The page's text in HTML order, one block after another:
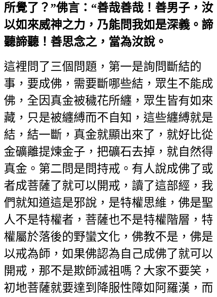
所覺了？”佛言：“善哉善哉！善男子，汝
以如來威神之力，乃能問我如是深義。諦
聽諦聽！善思念之，當為汝說。
這裡問了三個問題，第一是詢問斷結的
事，要成佛，需要斷哪些結，眾生不能成
佛，全因真金被穢花所纏，眾生皆有如來
藏，只是被纏縛而不自知，這些纏縛就是
結，結一斷，真金就顯出來了，就好比從
金礦離提煉金子，把礦石去掉，就自然得
真金。第二問是問持戒。有人說成佛了或
者成菩薩了就可以開戒，讀了這部經，我
們就知道這是邪說，是特權思維，佛是聖
人不是特權者，菩薩也不是特權階層，特
權屬於落後的野蠻文化，佛教不是，佛是
以戒為師，如果佛認為自己成佛了就可以
開戒，那不是欺師滅祖嗎？大家不要笑，
初地菩薩就要達到降服性障如阿羅漢，而